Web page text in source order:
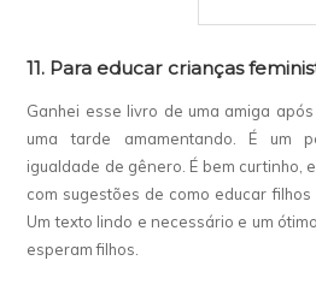
11. Para educar crianças
Ganhei esse livro de uma amiga
uma tarde amamentando. É um
igualdade de gênero. É bem curtinho,
com sugestões de como educar
Um texto lindo e necessário e um
esperam filhos.